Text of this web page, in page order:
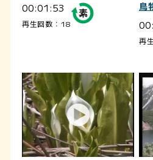
00:01:53
再生回数：18
鳥
再